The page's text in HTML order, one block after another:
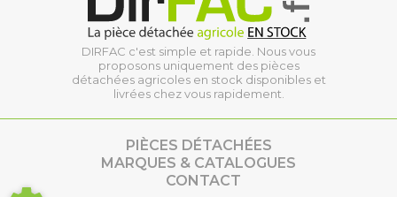
DIRFAC c'est simple et rapide. Nous vous
proposons uniquement des pièces
détachées agricoles en stock disponibles et
livrées chez vous rapidement.
PIÈCES DÉTACHÉES
MARQUES & CATALOGUES
CONTACT